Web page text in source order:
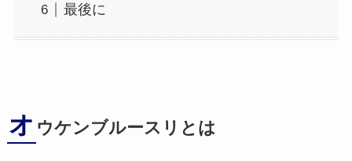
最後に
オ ウケンブルースリとは